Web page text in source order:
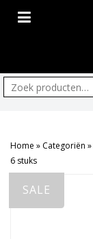
Zoeken:
Home » Categoriën »
6 stuks
SALE